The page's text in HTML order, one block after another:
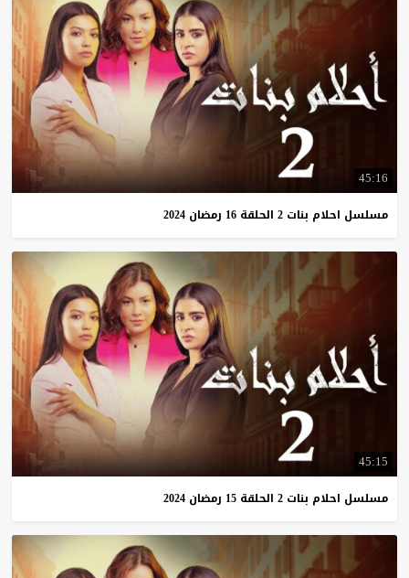
45:16
مسلسل احلام بنات 2 الحلقة 16 رمضان 2024
45:15
مسلسل احلام بنات 2 الحلقة 15 رمضان 2024